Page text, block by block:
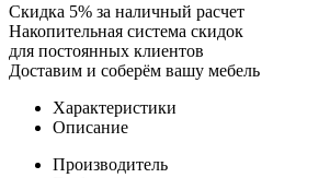
Скидка 5% за наличный расчет
Накопительная система скидок
для постоянных клиентов
Доставим и соберём вашу мебель
Характеристики
Описание
Производитель